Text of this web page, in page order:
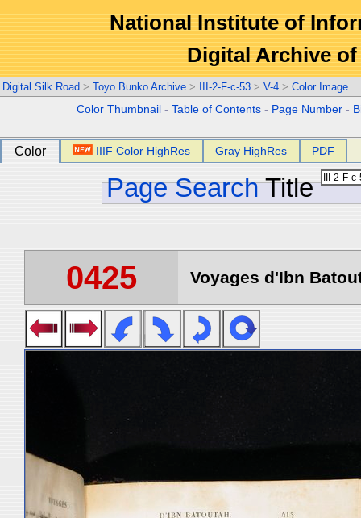
National Institute of
Digital Archive
Digital Silk Road > Toyo Bunko Archive > III-2-F-c-53 > V-4 > Color Image
Color Thumbnail -Table of Contents - Page Number -
Color IIIF Color HighRes Gray HighRes PDF
Page Search Title
0425 Voyages d'Ibn